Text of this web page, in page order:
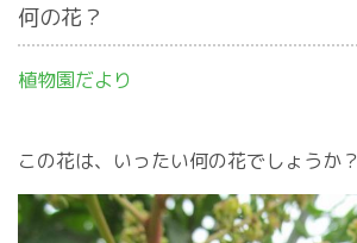
何の花？
植物園だより
この花は、いったい何の花でしょうか？